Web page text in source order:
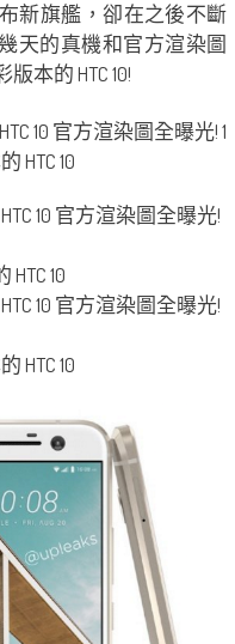
布新旗艦，卻在之後不斷
天的真機和官方渲染圖
本的 HTC 10!
HTC 10
10
HTC 10